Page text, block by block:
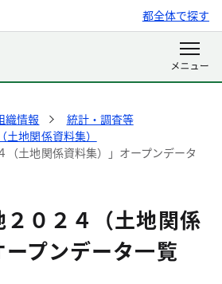
都全体で探す
織情報
統計・調査等
地関係資料集）
（土地関係資料集）」オープンデータ
２０２４（土地関係
プンデータ一覧